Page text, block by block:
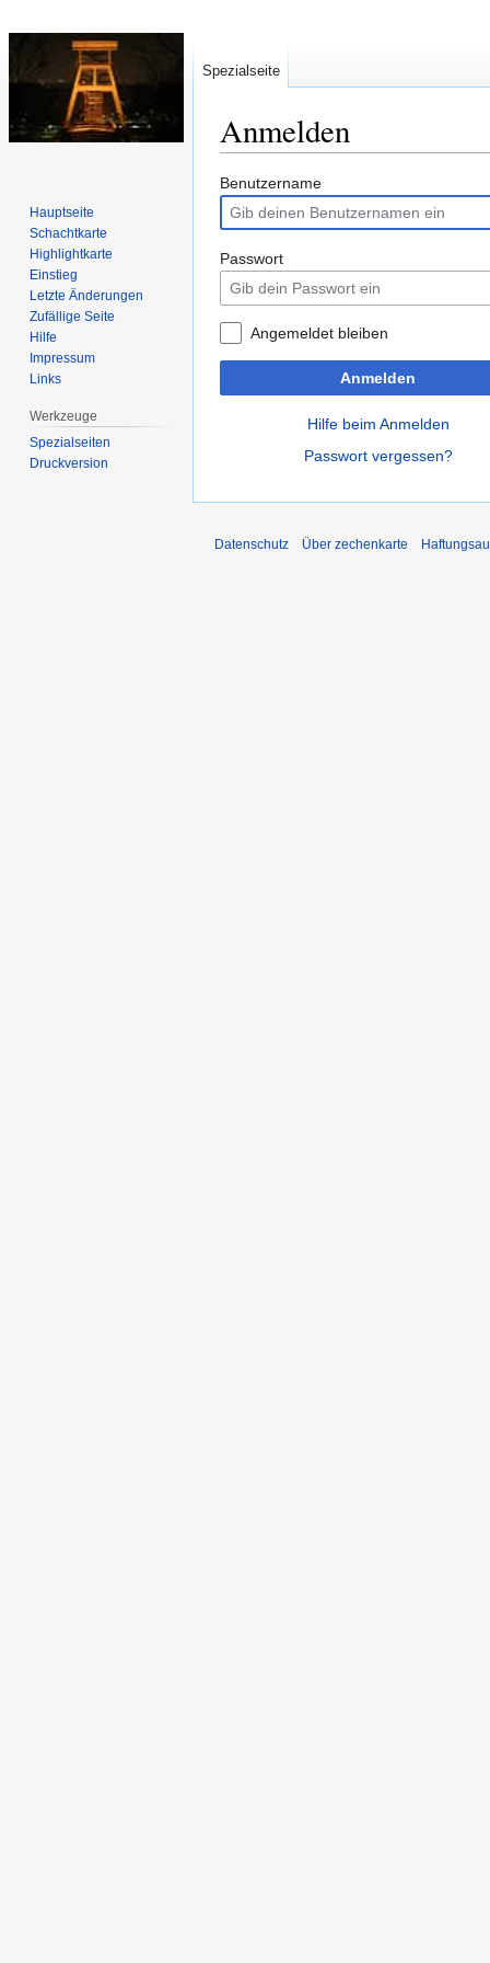
Anmelden
Zur
Navigation
springen
Zur
Suche
springen
Benutzername
Passwort
Angemeldet bleiben
Anmelden
Hilfe beim Anmelden
Passwort vergessen?
Spezialseite
Hauptseite
Schachtkarte
Highlightkarte
Einstieg
Letzte Änderungen
Zufällige Seite
Hilfe
Impressum
Links
Werkzeuge
Spezialseiten
Druckversion
Datenschutz Über zechenkarte